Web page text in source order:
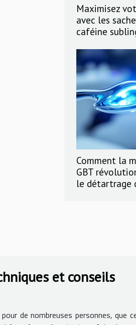
Maximisez
avec les
caféine
Comment la
GBT
le détartrage
et conseils
de nombreuses personnes, que